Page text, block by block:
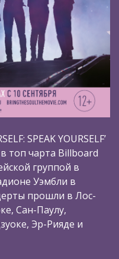
SPEAK YOURSELF’
топ чарта Billboard
группой в
Уэмбли в
прошли в Лос-
Сан-Паулу,
Эр-Рияде и